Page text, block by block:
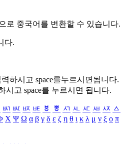
로 중국어를 변환할 수 있습니다.
다.
하시고 space를누르시면됩니다.
시고 space를 누르시면 됩니다.
ㅴ ㅵ ㅶ ㅷ ㅸ ㅹ ㅺ ㅻ ㅼ ㅽ ㅾ ㅿ
Χ Ψ Ω α β γ δ ε ζ η θ ι κ λ μ ν ξ ο π